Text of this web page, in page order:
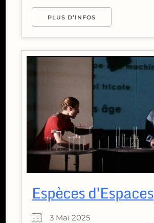
PLUS D’INFOS
Espèces d'Espaces
3 Mai 2025